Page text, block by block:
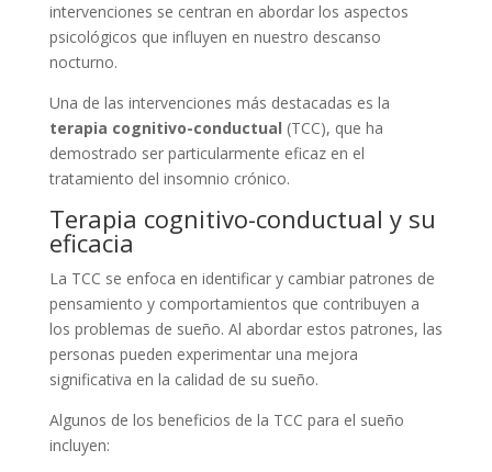
intervenciones se centran en abordar los aspectos
psicológicos que influyen en nuestro descanso
nocturno.
Una de las intervenciones más destacadas es la
terapia cognitivo-conductual (TCC), que ha
demostrado ser particularmente eficaz en el
tratamiento del insomnio crónico.
Terapia cognitivo-conductual y su
eficacia
La TCC se enfoca en identificar y cambiar patrones de
pensamiento y comportamientos que contribuyen a
los problemas de sueño. Al abordar estos patrones, las
personas pueden experimentar una mejora
significativa en la calidad de su sueño.
Algunos de los beneficios de la TCC para el sueño
incluyen: